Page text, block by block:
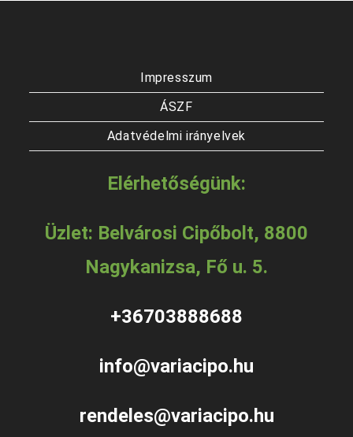
Impresszum
ÁSZF
Adatvédelmi irányelvek
Elérhetőségünk:
Üzlet: Belvárosi Cipőbolt, 8800
Nagykanizsa, Fő u. 5.
+36703888688
info@variacipo.hu
rendeles@variacipo.hu